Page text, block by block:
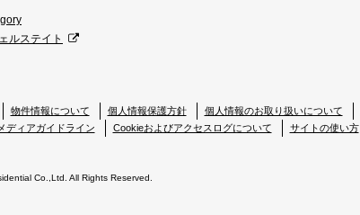
ルステイト
物件情報について 個人情報保護方針 個人情報のお取り扱いについて
ディアガイドライン
Cookieおよびアクセスログについて サイトの使い方
Co.,Ltd. All Rights Reserved.